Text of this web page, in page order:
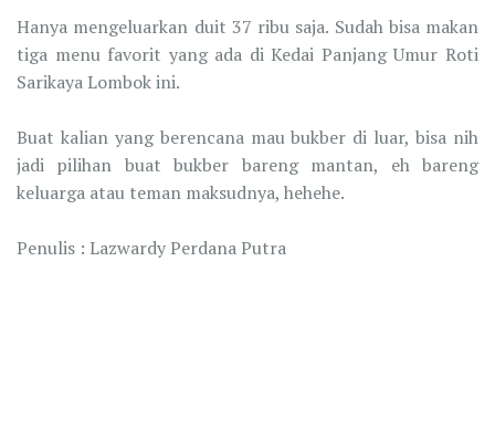
Hanya mengeluarkan duit 37 ribu saja. Sudah bisa makan
tiga menu favorit yang ada di Kedai Panjang Umur Roti
Sarikaya Lombok ini.
Buat kalian yang berencana mau bukber di luar, bisa nih
jadi pilihan buat bukber bareng mantan, eh bareng
keluarga atau teman maksudnya, hehehe.
Penulis : Lazwardy Perdana Putra